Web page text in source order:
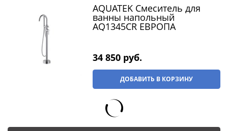
AQUATEK Смеситель для
ванны напольный
AQ1345CR ЕВРОПА
34 850 руб.
ДОБАВИТЬ В КОРЗИНУ